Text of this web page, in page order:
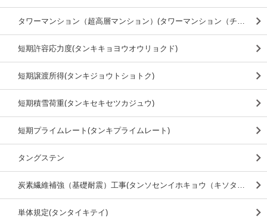
タワーマンション（超高層マンション）(タワーマンション（チョウコウソウマンション）)
短期許容応力度(タンキキョヨウオウリョクド)
短期譲渡所得(タンキジョウトショトク)
短期積雪荷重(タンキセキセツカジュウ)
短期プライムレート(タンキプライムレート)
タングステン
炭素繊維補強（基礎耐震）工事(タンソセンイホキョウ（キソタイシン）コウジ)
単体規定(タンタイキテイ)